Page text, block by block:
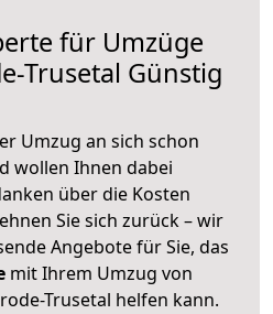
für Umzüge
Trusetal Günstig
Umzug an sich schon
wollen Ihnen dabei
über die Kosten
Sie sich zurück – wir
Angebote für Sie, das
mit Ihrem Umzug von
Trusetal helfen kann.